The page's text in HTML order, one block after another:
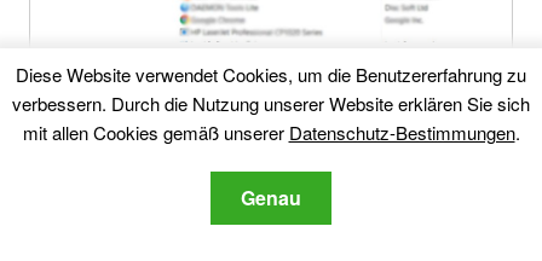
werden erfolgreich die meisten Programme
deinstallieren.
Schritt 4: Bereinigen Sie alle Register,
Created by Search4ppl.com on Your PC
Diese Website verwendet Cookies, um die Benutzererfahrung zu
verbessern. Durch die Nutzung unserer Website erklären Sie sich
mit allen Cookies gemäß unserer Datenschutz-Bestimmungen.
Genau